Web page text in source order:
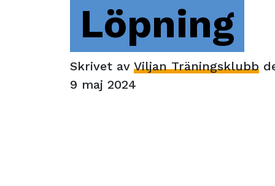
Löpning
Skrivet av Viljan Träningsklubb
9 maj 2024